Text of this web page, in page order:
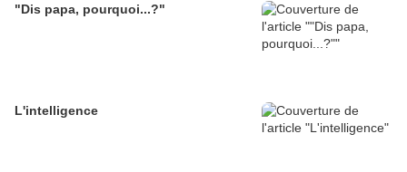
"Dis papa, pourquoi...?"
L'intelligence